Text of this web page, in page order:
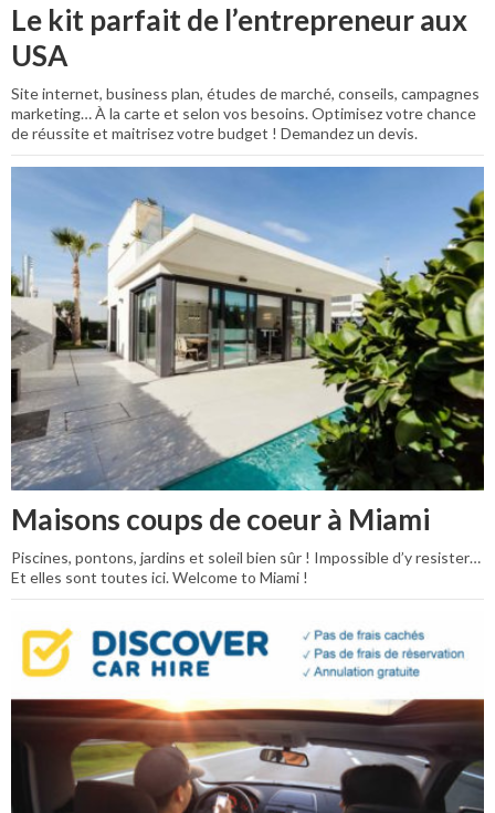
Le kit parfait de l’entrepreneur aux
USA
Site internet, business plan, études de marché, conseils, campagnes
marketing… À la carte et selon vos besoins. Optimisez votre chance
de réussite et maitrisez votre budget ! Demandez un devis.
Maisons coups de coeur à Miami
Piscines, pontons, jardins et soleil bien sûr ! Impossible d’y resister…
Et elles sont toutes ici. Welcome to Miami !